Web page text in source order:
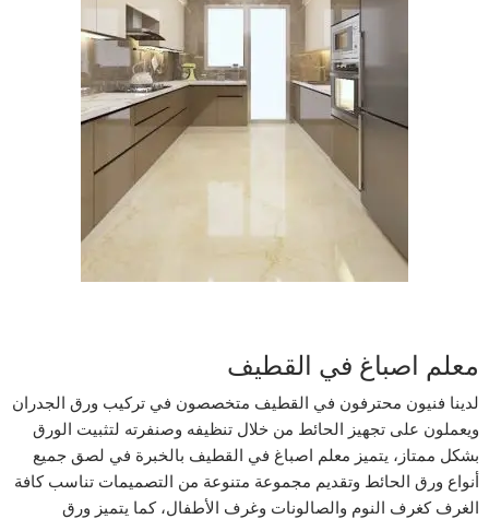
معلم اصباغ في القطيف
لدينا فنيون محترفون في القطيف متخصصون في تركيب ورق الجدران
ويعملون على تجهيز الحائط من خلال تنظيفه وصنفرته لتثبيت الورق
بشكل ممتاز، يتميز معلم اصباغ في القطيف بالخبرة في لصق جميع
أنواع ورق الحائط وتقديم مجموعة متنوعة من التصميمات تناسب كافة
الغرف كغرف النوم والصالونات وغرف الأطفال، كما يتميز ورق